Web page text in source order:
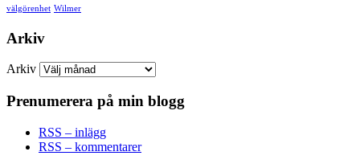
välgörenhet Wilmer
Arkiv
Arkiv
Prenumerera på min blogg
RSS – inlägg
RSS – kommentarer